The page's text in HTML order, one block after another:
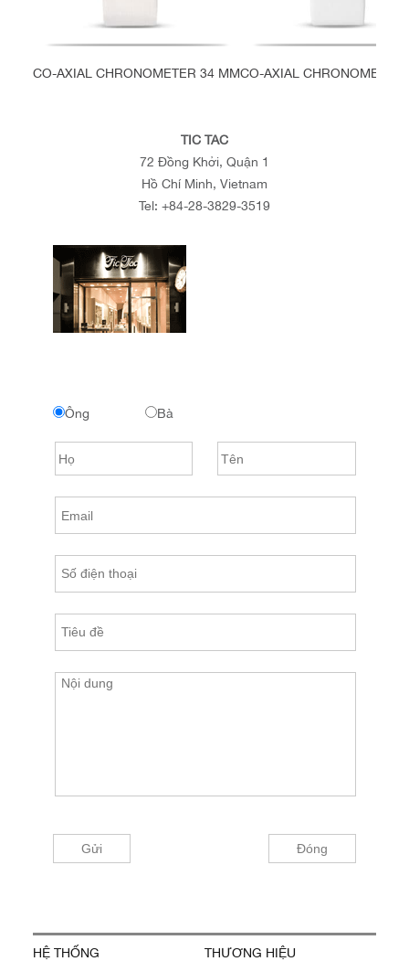
CO-AXIAL CHRONOMETER 34 MMCO-AXIAL CHRONOMETER
TIC TAC
72 Đồng Khởi, Quận 1
Hồ Chí Minh, Vietnam
Tel: +84-28-3829-3519
Ông Bà
HỆ THỐNG THƯƠNG HIỆU